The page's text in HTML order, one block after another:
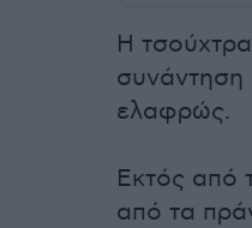
Η
συνάντηση
ελαφρώς.
Εκτός από
από τα